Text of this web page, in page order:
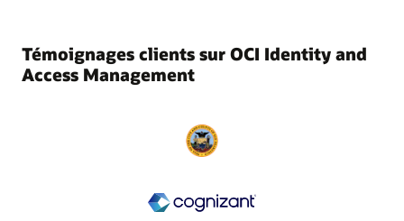
Témoignages clients sur OCI Identity and
Access Management